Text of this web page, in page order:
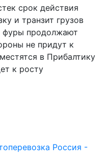
срок действия
и транзит грузов
продолжают
не придут к
в Прибалтику
к росту
Россия -